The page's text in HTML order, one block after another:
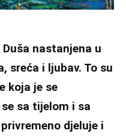
nastanjena u
sreća i ljubav. To su
koja je se
sa tijelom i sa
djeluje i